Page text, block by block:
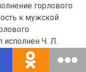
горлового
к мужской
исполнен Ч. Л.
на
фольклор